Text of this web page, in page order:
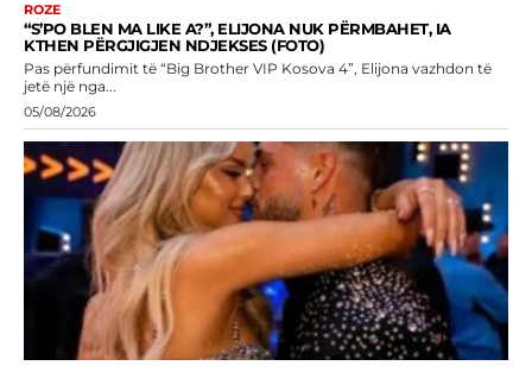
ROZE
“S’PO BLEN MA LIKE A?”, ELIJONA NUK PËRMBAHET, IA
KTHEN PËRGJIGJEN NDJEKSES (FOTO)
Pas përfundimit të “Big Brother VIP Kosova 4”, Elijona vazhdon të
jetë një nga...
05/08/2026